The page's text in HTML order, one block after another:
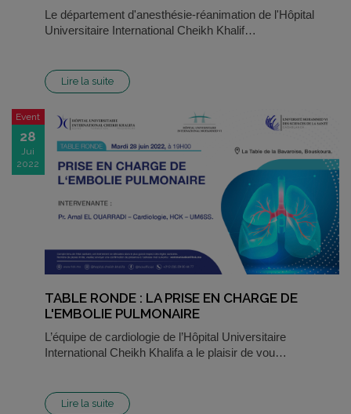
Le département d'anesthésie-réanimation de l'Hôpital
Universitaire International Cheikh Khalif…
Lire la suite
Event
28
Jui
2022
TABLE RONDE : LA PRISE EN CHARGE DE
L'EMBOLIE PULMONAIRE
L’équipe de cardiologie de l’Hôpital Universitaire
International Cheikh Khalifa a le plaisir de vou…
Lire la suite